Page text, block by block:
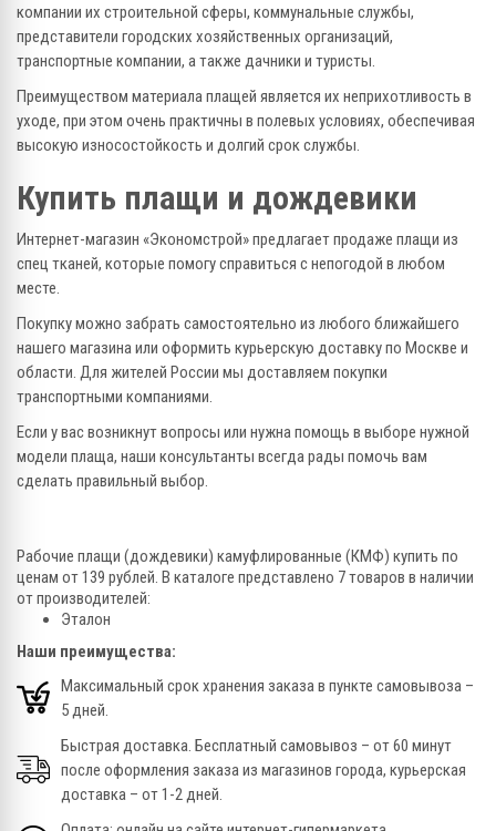
компании их строительной сферы, коммунальные службы,
представители городских хозяйственных организаций,
транспортные компании, а также дачники и туристы.
Преимуществом материала плащей является их неприхотливость в
уходе, при этом очень практичны в полевых условиях, обеспечивая
высокую износостойкость и долгий срок службы.
Купить плащи и дождевики
Интернет-магазин «Экономстрой» предлагает продаже плащи из
спец тканей, которые помогу справиться с непогодой в любом
месте.
Покупку можно забрать самостоятельно из любого ближайшего
нашего магазина или оформить курьерскую доставку по Москве и
области. Для жителей России мы доставляем покупки
транспортными компаниями.
Если у вас возникнут вопросы или нужна помощь в выборе нужной
модели плаща, наши консультанты всегда рады помочь вам
сделать правильный выбор.
Рабочие плащи (дождевики) камуфлированные (КМФ) купить по
ценам от 139 рублей. В каталоге представлено 7 товаров в наличии
от производителей:
Эталон
Наши преимущества:
Максимальный срок хранения заказа в пункте самовывоза –
5 дней.
Быстрая доставка. Бесплатный самовывоз – от 60 минут
после оформления заказа из магазинов города, курьерская
доставка – от 1-2 дней.